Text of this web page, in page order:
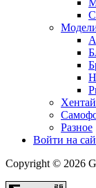
Хентай
Разное
Войти на
Copyright © 2026